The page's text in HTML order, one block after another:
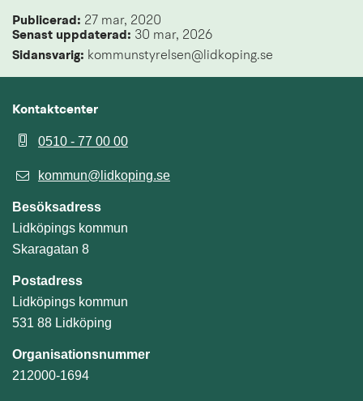
Publicerad: 27 mar, 2020
Senast uppdaterad: 30 mar, 2026
Sidansvarig: kommunstyrelsen@lidkoping.se
Kontaktcenter
0510 - 77 00 00
kommun@lidkoping.se
Besöksadress
Lidköpings kommun
Skaragatan 8
Postadress
Lidköpings kommun
531 88 Lidköping
Organisationsnummer
212000-1694